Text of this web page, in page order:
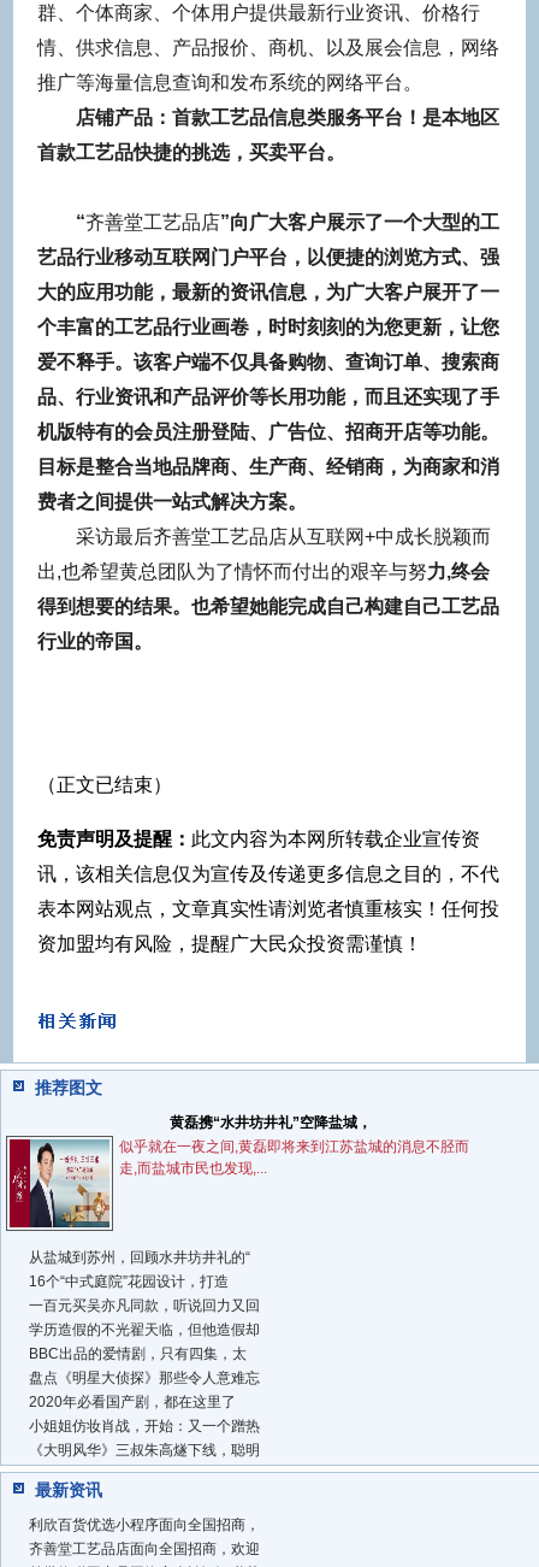
群、个体商家、个体用户提供最新行业资讯、价格行
情、供求信息、产品报价、商机、以及展会信息，网络
推广等海量信息查询和发布系统的网络平台。
店铺产品：首款工艺品信息类服务平台！是本地区
首款工艺品快捷的挑选，买卖平台。
“齐善堂工艺品店”向广大客户展示了一个大型的工
艺品行业移动互联网门户平台，以便捷的浏览方式、强
大的应用功能，最新的资讯信息，为广大客户展开了一
个丰富的工艺品行业画卷，时时刻刻的为您更新，让您
爱不释手。该客户端不仅具备购物、查询订单、搜索商
品、行业资讯和产品评价等长用功能，而且还实现了手
机版特有的会员注册登陆、广告位、招商开店等功能。
目标是整合当地品牌商、生产商、经销商，为商家和消
费者之间提供一站式解决方案。
采访最后齐善堂工艺品店从互联网+中成长脱颖而
出,也希望黄总团队为了情怀而付出的艰辛与努力,终会
得到想要的结果。也希望她能完成自己构建自己工艺品
行业的帝国。
（正文已结束）
免责声明及提醒： 此文内容为本网所转载企业宣传资
讯，该相关信息仅为宣传及传递更多信息之目的，不代
表本网站观点，文章真实性请浏览者慎重核实！任何投
资加盟均有风险，提醒广大民众投资需谨慎！
推荐图文
黄磊携“水井坊井礼”空降盐城，
似乎就在一夜之间,黄磊即将来到江苏盐城的消息不胫而
走,而盐城市民也发现,...
从盐城到苏州，回顾水井坊井礼的“
16个“中式庭院”花园设计，打造
一百元买吴亦凡同款，听说回力又回
学历造假的不光翟天临，但他造假却
BBC出品的爱情剧，只有四集，太
盘点《明星大侦探》那些令人意难忘
2020年必看国产剧，都在这里了
小姐姐仿妆肖战，开始：又一个蹭热
《大明风华》三叔朱高燧下线，聪明
最新资讯
利欣百货优选小程序面向全国招商，
齐善堂工艺品店面向全国招商，欢迎